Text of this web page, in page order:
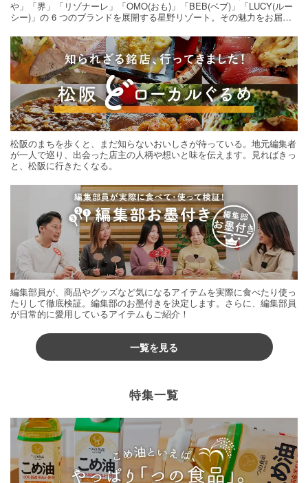
や」「界」「リゾナーレ」「OMO(おも)」「BEB(ベブ)」「LUCY(ルー
シー)」の 6 つのブランドを展開する星野リゾート。その魅力をお届け
松阪のまちを歩くと、まだ知らないおいしさが待っている。地元編集者
が一人で巡り、出会った店主の人柄や想いと味を伝えます。見ればきっ
と、松阪に行きたくなる。
編集部員が、商品やグッズなど気になるアイテムを実際に食べたり使っ
たりして徹底検証。編集部のお墨付きを決定します。さらに、編集部員
が日常的に愛用しているアイテムもご紹介！
一覧を見る
特集一覧